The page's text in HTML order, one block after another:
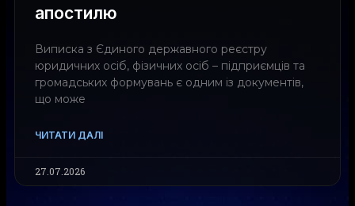
апостилю
Виписка з Єдиного державного реєстру
юридичних осіб, фізичних осіб – підприємців та
громадських формувань є одним із документів,
що може
ЧИТАТИ ДАЛІ
27.07.2026